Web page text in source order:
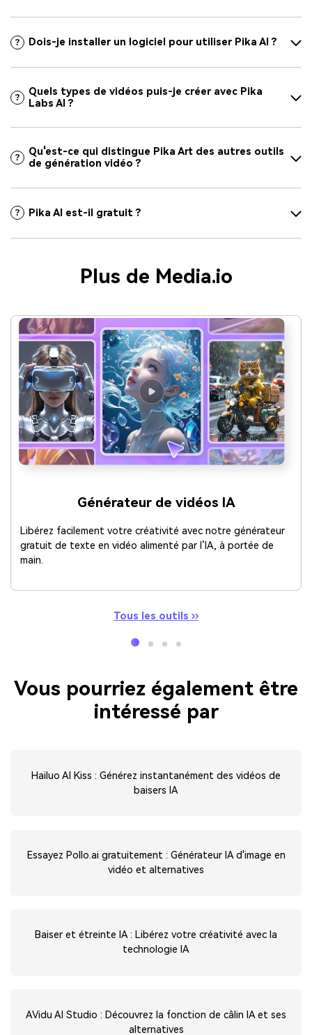
Dois-je installer un logiciel pour utiliser Pika AI ?
Quels types de vidéos puis-je créer avec Pika
Labs AI ?
Qu'est-ce qui distingue Pika Art des autres outils
de génération vidéo ?
Pika AI est-il gratuit ?
Plus de Media.io
Générateur de vidéos IA
Libérez facilement votre créativité avec notre générateur
gratuit de texte en vidéo alimenté par l’IA, à portée de
main.
Tous les outils ››
Vous pourriez également être
intéressé par
Hailuo AI Kiss : Générez instantanément des vidéos de
baisers IA
Essayez Pollo.ai gratuitement : Générateur IA d'image en
vidéo et alternatives
Baiser et étreinte IA : Libérez votre créativité avec la
technologie IA
AVidu AI Studio : Découvrez la fonction de câlin IA et ses
alternatives